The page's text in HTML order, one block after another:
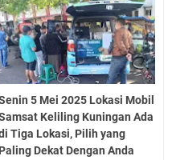
5 Mei 2025 Lokasi Mobil
Keliling Kuningan Ada
Tiga Lokasi, Pilih yang
Paling Dekat Dengan Anda